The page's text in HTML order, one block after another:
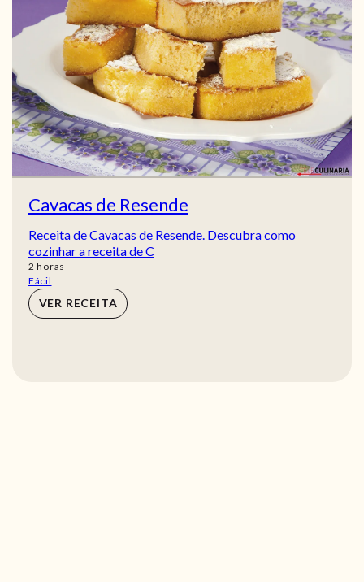
Cavacas de Resende
Receita de Cavacas de Resende. Descubra como
cozinhar a receita de C
2 horas
horas
Fácil
VER RECEITA